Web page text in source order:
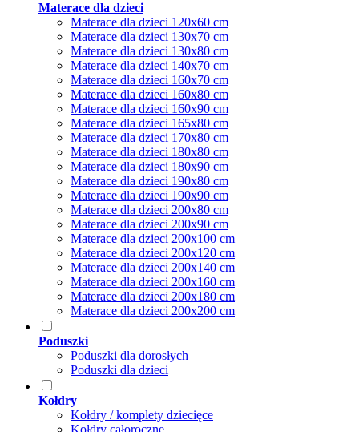
Materace dla dzieci
Materace dla dzieci 120x60 cm
Materace dla dzieci 130x70 cm
Materace dla dzieci 130x80 cm
Materace dla dzieci 140x70 cm
Materace dla dzieci 160x70 cm
Materace dla dzieci 160x80 cm
Materace dla dzieci 160x90 cm
Materace dla dzieci 165x80 cm
Materace dla dzieci 170x80 cm
Materace dla dzieci 180x80 cm
Materace dla dzieci 180x90 cm
Materace dla dzieci 190x80 cm
Materace dla dzieci 190x90 cm
Materace dla dzieci 200x80 cm
Materace dla dzieci 200x90 cm
Materace dla dzieci 200x100 cm
Materace dla dzieci 200x120 cm
Materace dla dzieci 200x140 cm
Materace dla dzieci 200x160 cm
Materace dla dzieci 200x180 cm
Materace dla dzieci 200x200 cm
Poduszki
Poduszki dla dorosłych
Poduszki dla dzieci
Kołdry
Kołdry / komplety dziecięce
Kołdry całoroczne